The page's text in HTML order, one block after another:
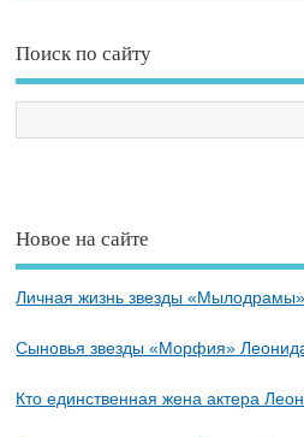
Поиск по сайту
Новое на сайте
Личная жизнь звезды
Сыновья звезды «Морфия»
Кто единственная жена актера